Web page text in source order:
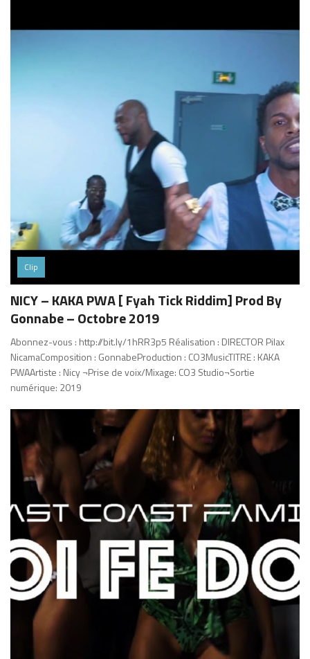
Clip
NICY – KAKA PWA [ Fyah Tick Riddim] Prod By
Gonnabe – Octobre 2019
Abonnez-vous : http://bit.ly/1hRR3p5 Réalisation : DIRECTOR Pilax
NicamaComposition : GonnabeProduction : CO3MusicTITRE : KAKA
PWAArtiste : Nicy ¬Prise de voix/Mixage: CO3 Studio¬Sortie
numérique: 2019